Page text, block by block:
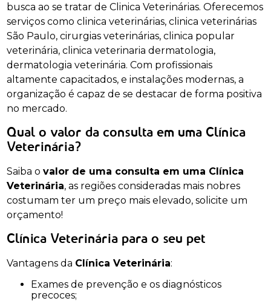
busca ao se tratar de Clinica Veterinárias. Oferecemos
serviços como clinica veterinárias, clinica veterinárias
São Paulo, cirurgias veterinárias, clinica popular
veterinária, clinica veterinaria dermatologia,
dermatologia veterinária. Com profissionais
altamente capacitados, e instalações modernas, a
organização é capaz de se destacar de forma positiva
no mercado.
Qual o valor da consulta em uma Clínica
Veterinária?
Saiba ovalor de uma consulta em uma Clínica
Veterinária, as regiões consideradas mais nobres
costumam ter um preço mais elevado, solicite um
orçamento!
Clínica Veterinária para o seu pet
Vantagens da Clínica Veterinária:
Exames de prevenção e os diagnósticos
precoces;